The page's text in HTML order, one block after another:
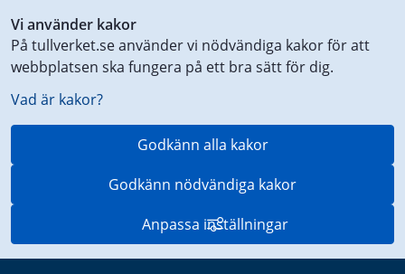
Vi använder kakor
På tullverket.se använder vi nödvändiga kakor för att
webbplatsen ska fungera på ett bra sätt för dig.
Vad är kakor?
Godkänn alla kakor
Godkänn nödvändiga kakor
Anpassa inställningar
till
innehåll
på
aktuell